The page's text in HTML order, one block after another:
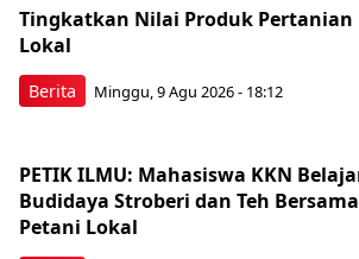
Berita
Tingkatkan Nilai Produk Pertanian
Lokal
Minggu, 9 Agu 2026 - 18:12
PETIK ILMU: Mahasiswa KKN
Budidaya Stroberi dan Teh Bersama
Petani Lokal